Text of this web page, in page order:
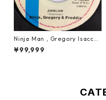
Ninja Man , Gregory Isaccs
& Freddie Mcgregor - John
Low【7-20010】
¥99,999